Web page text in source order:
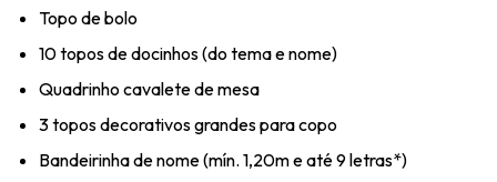
Topo de bolo
10 topos de docinhos (do tema e nome)
Quadrinho cavalete de mesa
3 topos decorativos grandes para copo
Bandeirinha de nome (mín. 1,20m e até 9 letras*)